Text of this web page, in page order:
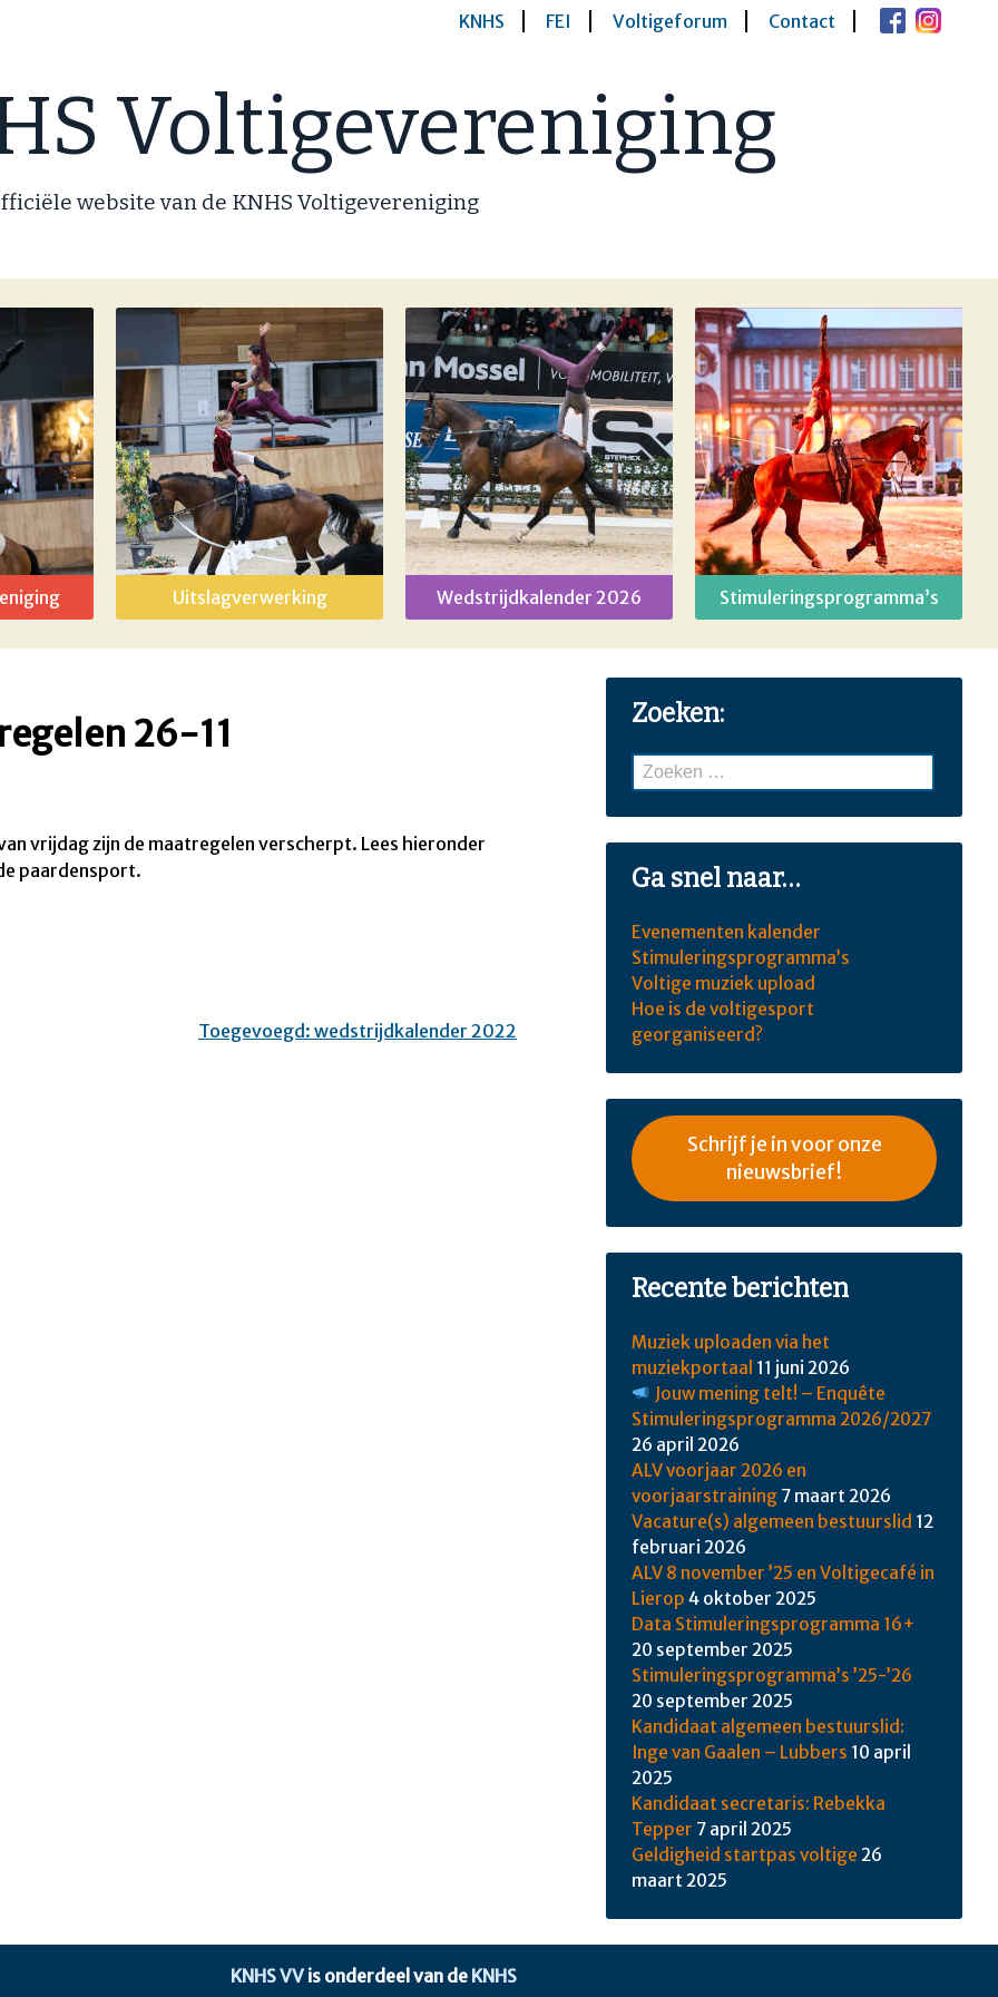
KNHS FEI Voltigeforum Contact
Voltigevereniging
website van de KNHS Voltigevereniging
Uitslagverwerking Wedstrijdkalender 2026 Stimuleringsprogramma’s
26-11
vrijdag zijn de maatregelen verscherpt. Lees hieronder
paardensport.
Toegevoegd: wedstrijdkalender 2022
Zoeken:
Zoeken
naar:
Ga snel naar…
Evenementen kalender
Stimuleringsprogramma’s
Voltige muziek upload
Hoe is de voltigesport
georganiseerd?
Schrijf je in voor onze
nieuwsbrief!
Recente berichten
Muziek uploaden via het
muziekportaal 11 juni 2026
Jouw mening telt! – Enquête
Stimuleringsprogramma 2026/2027
26 april 2026
ALV voorjaar 2026 en
voorjaarstraining 7 maart 2026
Vacature(s) algemeen bestuurslid 12
februari 2026
ALV 8 november ’25 en Voltigecafé in
Lierop 4 oktober 2025
Data Stimuleringsprogramma 16+
20 september 2025
Stimuleringsprogramma’s ’25-’26
20 september 2025
Kandidaat algemeen bestuurslid:
Inge van Gaalen – Lubbers 10 april
2025
Kandidaat secretaris: Rebekka
Tepper 7 april 2025
Geldigheid startpas voltige 26
maart 2025
KNHS VV is onderdeel van de KNHS